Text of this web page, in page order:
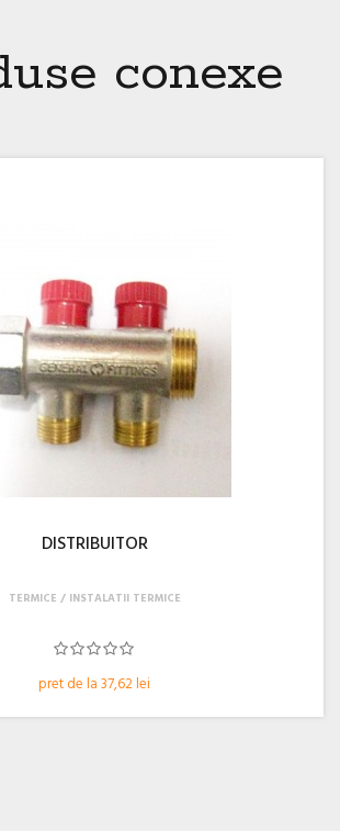
conexe
DISTRIBUITOR
pret de la 37,62 lei
TERMICE INSTALATII TERMICE